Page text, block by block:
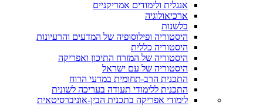
אנגלית ולימודים אמריקניים
ארכיאולוגיה
בלשנות
היסטוריה ופילוסופיה של המדעים והרעיונות
היסטוריה כללית
היסטוריה של המזרח התיכון ואפריקה
היסטוריה של עם ישראל
התכנית הרב-תחומית במדעי הרוח
התכנית ללימודי תעודה בעריכה לשונית
לימודי אפריקה בתכנית הבין-אוניברסיטאית